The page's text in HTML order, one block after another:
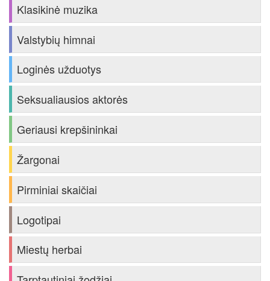
Klasikinė muzika
Valstybių himnai
Loginės užduotys
Seksualiausios aktorės
Geriausi krepšininkai
Žargonai
Pirminiai skaičiai
Logotipai
Miestų herbai